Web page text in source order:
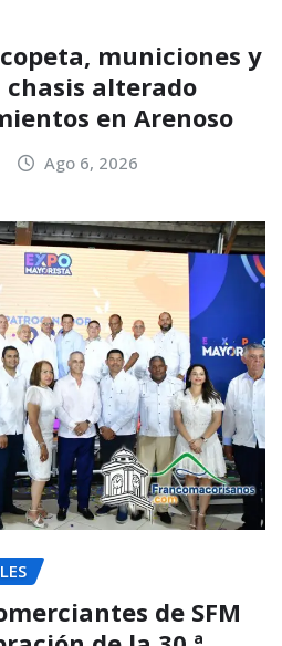
municiones y
alterado
en Arenoso
Ago 6, 2026
de SFM